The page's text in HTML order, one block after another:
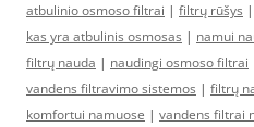
atbulinio osmoso filtrai | filtrų rūšys |
kas yra atbulinis osmosas | namui
filtrų nauda | naudingi osmoso filtrai
vandens filtravimo sistemos | filtrų
komfortui namuose | vandens filtrai